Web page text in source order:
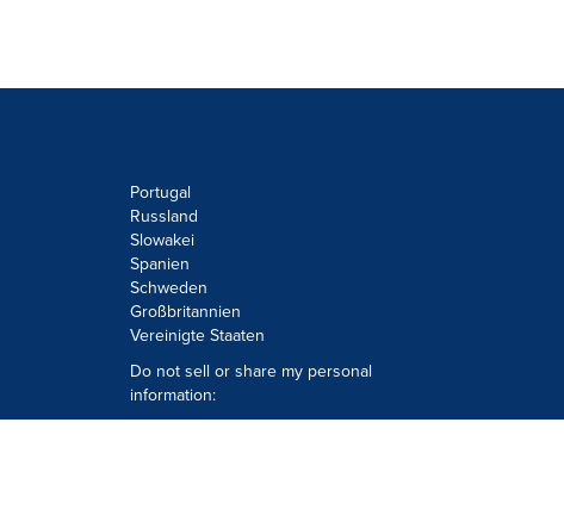
Portugal
Russland
Slowakei
Spanien
Schweden
Großbritannien
Vereinigte Staaten
Do not sell or share my personal
information: